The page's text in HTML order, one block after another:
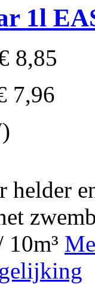
1l
8,85
7,96
helder